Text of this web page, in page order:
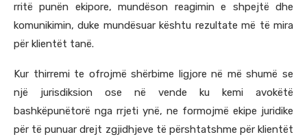
rritë punën ekipore, mundëson reagimin e shpejtë dhe
komunikimin, duke mundësuar kështu rezultate më të mira
për klientët tanë.
Kur thirremi te ofrojmë shërbime ligjore në më shumë se
një jurisdiksion ose në vende ku kemi avokëtë
bashkëpunëtorë nga rrjeti ynë, ne formojmë ekipe juridike
për të punuar drejt zgjidhjeve të përshtatshme për klientët